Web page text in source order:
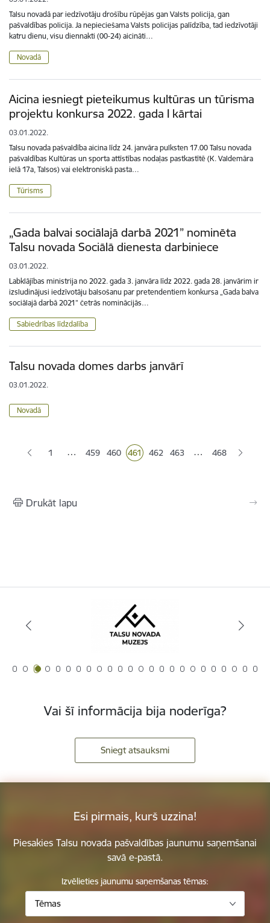
Talsu novadā par iedzīvotāju drošību rūpējas gan Valsts policija, gan
pašvaldības policija. Ja nepieciešama Valsts policijas palīdzība, tad iedzīvotāji
katru dienu, visu diennakti (00-24) aicināti…
Novadā
Aicina iesniegt pieteikumus kultūras un tūrisma
projektu konkursa 2022. gada I kārtai
03.01.2022.
Talsu novada pašvaldība aicina līdz 24. janvāra pulksten 17.00 Talsu novada
pašvaldības Kultūras un sporta attīstības nodaļas pastkastītē (K. Valdemāra
ielā 17a, Talsos) vai elektroniskā pasta…
Tūrisms
„Gada balvai sociālajā darbā 2021” nominēta
Talsu novada Sociālā dienesta darbiniece
03.01.2022.
Labklājības ministrija no 2022. gada 3. janvāra līdz 2022. gada 28. janvārim ir
izsludinājusi iedzīvotāju balsošanu par pretendentiem konkursa „Gada balva
sociālajā darbā 2021” četrās nominācijās…
Sabiedrības līdzdalība
Talsu novada domes darbs janvārī
03.01.2022.
Novadā
1 … Lapa
459 Lapa
460 Pašreizējā lapa
461 Lapa
462 Lapa
463 … 468
Drukāt lapu
Vai šī informācija bija noderīga?
Sniegt atsauksmi
Esi pirmais, kurš uzzina!
Piesakies Talsu novada pašvaldības jaunumu saņemšanai
savā e-pastā.
Izvēlieties jaunumu saņemšanas tēmas:
Tēmas